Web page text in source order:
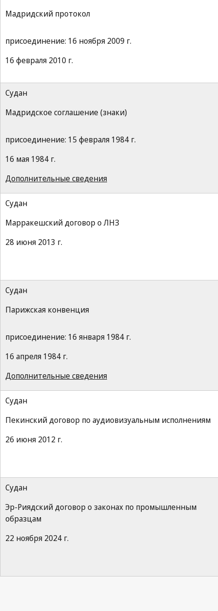
Мадридский протокол
присоединение: 16 ноября 2009 г.
16 февраля 2010 г.
Судан
Мадридское соглашение (знаки)
присоединение: 15 февраля 1984 г.
16 мая 1984 г.
Дополнительные сведения
Судан
Марракешский договор о ЛНЗ
28 июня 2013 г.
Судан
Парижская конвенция
присоединение: 16 января 1984 г.
16 апреля 1984 г.
Дополнительные сведения
Судан
Пекинский договор по аудиовизуальным исполнениям
26 июня 2012 г.
Судан
Эр-Риядский договор о законах по промышленным
образцам
22 ноября 2024 г.